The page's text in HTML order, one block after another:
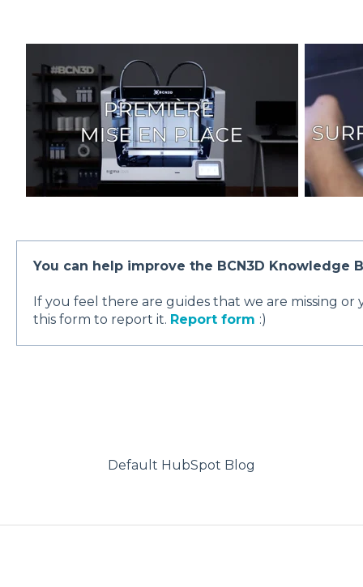
You can help improve the BCN3D Knowledge
If you feel there are guides that we are missing
this form to report it. Report form :)
Default HubSpot Blog